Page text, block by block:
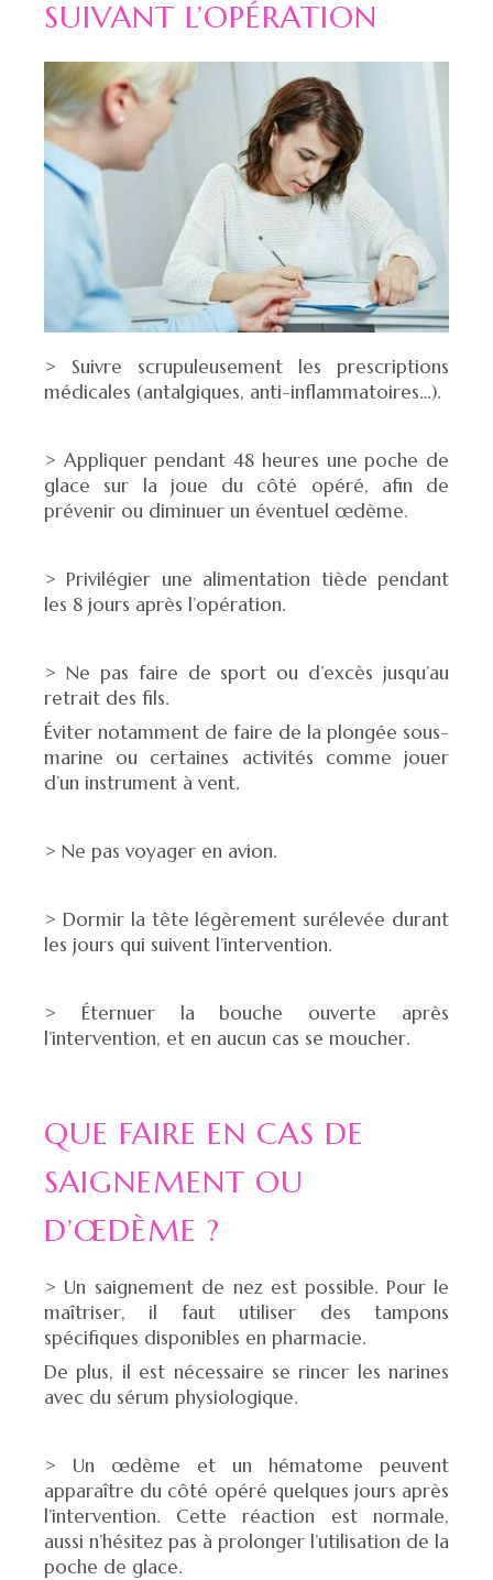
SUIVANT L’OPÉRATION
> Suivre scrupuleusement les prescriptions
médicales (antalgiques, anti-inflammatoires…).
> Appliquer pendant 48 heures une poche de
glace sur la joue du côté opéré, afin de
prévenir ou diminuer un éventuel œdème.
> Privilégier une alimentation tiède pendant
les 8 jours après l’opération.
> Ne pas faire de sport ou d’excès jusqu’au
retrait des fils.
Éviter notamment de faire de la plongée sous-
marine ou certaines activités comme jouer
d’un instrument à vent.
> Ne pas voyager en avion.
> Dormir la tête légèrement surélevée durant
les jours qui suivent l’intervention.
> Éternuer la bouche ouverte après
l’intervention, et en aucun cas se moucher.
QUE FAIRE EN CAS DE
SAIGNEMENT OU
D’ŒDÈME ?
> Un saignement de nez est possible. Pour le
maîtriser, il faut utiliser des tampons
spécifiques disponibles en pharmacie.
De plus, il est nécessaire se rincer les narines
avec du sérum physiologique.
> Un œdème et un hématome peuvent
apparaître du côté opéré quelques jours après
l’intervention. Cette réaction est normale,
aussi n’hésitez pas à prolonger l’utilisation de la
poche de glace.